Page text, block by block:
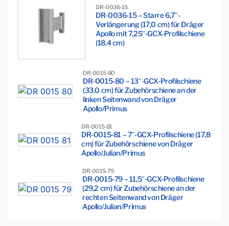
DR-0036-15
DR-0036-15 – Starre 6,7″-
Verlängerung (17,0 cm) für Dräger
Apollo mit 7,25″-GCX-Profilschiene
(18,4 cm)
DR-0015-80
DR-0015-80 – 13″-GCX-Profilschiene
(33,0 cm) für Zubehörschiene an der
linken Seitenwand von Dräger
Apollo/Primus
DR-0015-81
DR-0015-81 – 7″-GCX-Profilschiene (17,8
cm) für Zubehörschiene von Dräger
Apollo/Julian/Primus
DR-0015-79
DR-0015-79 – 11,5″-GCX-Profilschiene
(29,2 cm) für Zubehörschiene an der
rechten Seitenwand von Dräger
Apollo/Julian/Primus